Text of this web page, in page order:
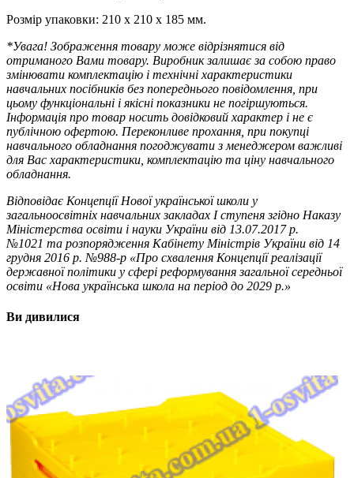
Розмір упаковки: 210 x 210 x 185 мм.
*Увага! Зображення товару може відрізнятися від
отриманого Вами товару. Виробник залишає за собою право
змінювати комплектацію і технічні характеристики
навчальних посібників без попереднього повідомлення, при
цьому функціональні і якісні показники не погіршуються.
Інформація про товар носить довідковий характер і не є
публічною офертою. Переконливе прохання, при покупці
навчального обладнання погоджувати з менеджером важливі
для Вас характеристики, комплектацію та ціну навчального
обладнання.
Відповідає Концепції Нової української школи у
загальноосвітніх навчальних закладах I ступеня згідно Наказу
Міністерства освіти і науки України від 13.07.2017 р.
№1021 та розпорядження Кабінету Міністрів України від 14
грудня 2016 р. №988-р «Про схвалення Концепції реалізації
державної політики у сфері реформування загальної середньої
освіти «Нова українська школа на період до 2029 р.»
Ви дивилися